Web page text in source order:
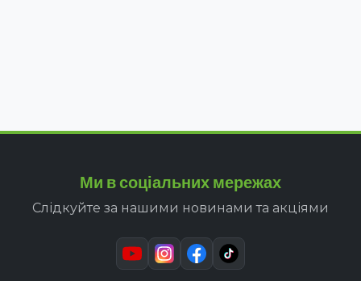
Ми в соціальних мережах
Слідкуйте за нашими новинами та акціями